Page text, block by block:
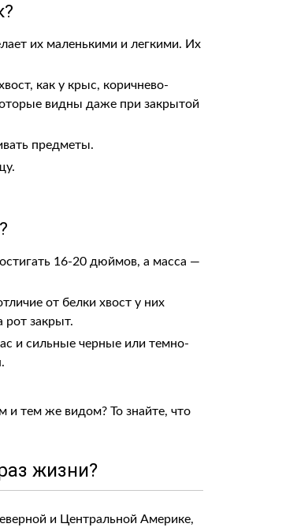
их маленькими и легкими. Их
как у крыс, коричнево-
видны даже при закрытой
предметы.
16-20 дюймов, а масса —
от белки хвост у них
закрыт.
и сильные черные или темно-
и тем же видом? То знайте, что
жизни?
и Центральной Америке,